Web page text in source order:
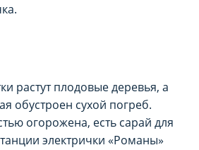
растут плодовые деревья, а
обустроен сухой погреб.
огорожена, есть сарай для
электрички «Романы»